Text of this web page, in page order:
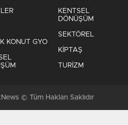
KONUT GYO
KENTSEL
DÖNÜŞÜM
SEKTÖREL
KİPTAŞ
TURİZM
© Tüm Hakları Saklıdır